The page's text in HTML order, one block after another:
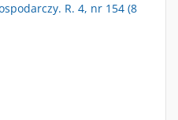
R. 4, nr 154 (8